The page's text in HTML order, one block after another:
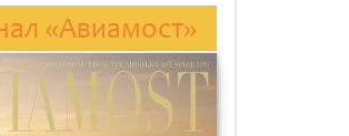
одержав
победу со
счетом 1:0
«Авиамост»